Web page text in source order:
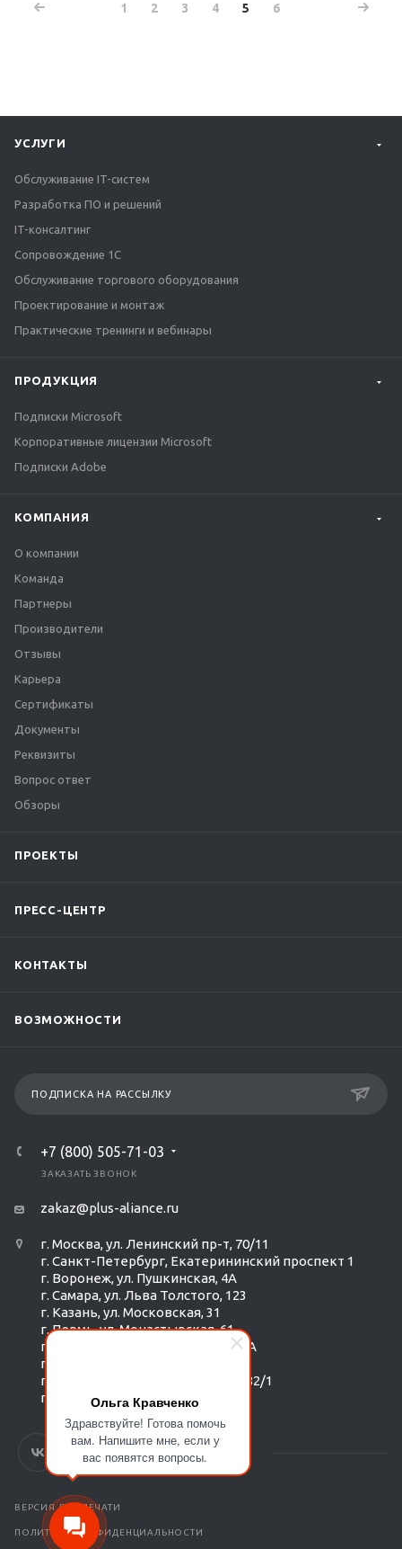
Ольга Кравченко
Здравствуйте! Готова помочь
вам. Напишите мне, если у
вас появятся вопросы.
1 2 3 4 5 6
УСЛУГИ
Обслуживание IT-систем
Разработка ПО и решений
IT-консалтинг
Сопровождение 1С
Обслуживание торгового оборудования
Проектирование и монтаж
Практические тренинги и вебинары
ПРОДУКЦИЯ
Подписки Microsoft
Корпоративные лицензии Microsoft
Подписки Adobe
КОМПАНИЯ
О компании
Команда
Партнеры
Производители
Отзывы
Карьера
Сертификаты
Документы
Реквизиты
Вопрос ответ
Обзоры
ПРОЕКТЫ
ПРЕСС-ЦЕНТР
КОНТАКТЫ
ВОЗМОЖНОСТИ
ПОДПИСКА НА РАССЫЛКУ
+7 (800) 505-71-03
ЗАКАЗАТЬ ЗВОНОК
zakaz@plus-aliance.ru
г. Москва, ул. Ленинский пр-т, 70/11
г. Санкт-Петербург, Екатерининский проспект 1
г. Воронеж, ул. Пушкинская, 4А
г. Самара, ул. Льва Толстого, 123
г. Казань, ул. Московская, 31
г. Пермь, ул. Монастырская, 61
г. Екатеринбург, ул. Радищева 6А
г. Тюмень, ул. Республики 252/6
г. Новосибирск, Красный пр-т, 182/1
г. Омск, ул. ​Гагарина, 14
ВЕРСИЯ ДЛЯ ПЕЧАТИ
ПОЛИТИКА КОНФИДЕНЦИАЛЬНОСТИ